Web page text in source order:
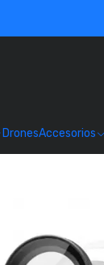
DronesAccesorios